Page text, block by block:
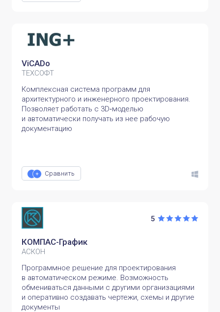
ViCADo
ТЕХСОФТ
Комплексная система программ для
архитектурного и инженерного проектирования.
Позволяет работать с 3D‑моделью
и автоматически получать из нее рабочую
документацию
Сравнить
5
КОМПАС-График
АСКОН
Программное решение для проектирования
в автоматическом режиме. Возможность
обмениваться данными с другими организациями
и оперативно создавать чертежи, схемы и другие
документы